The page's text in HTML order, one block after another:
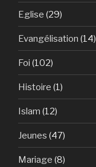
Eglise (29)
Evangélisation (14)
Foi (102)
Histoire (1)
Islam (12)
Jeunes (47)
Mariage (8)